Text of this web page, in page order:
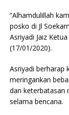
“Alhamdulillah
posko di Jl
Asriyadi Jaiz
(17/01/2020).
Asriyadi berharap
meringankan
dan keterbatasan
selama bencana.